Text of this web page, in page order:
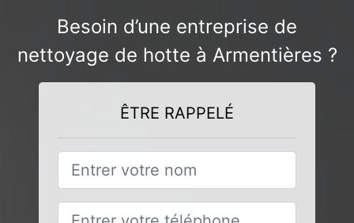
Besoin d’une entreprise de
nettoyage de hotte à Armentières ?
ÊTRE RAPPELÉ